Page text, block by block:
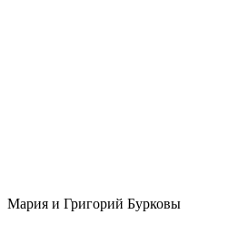
Мария и Григорий Бурковы